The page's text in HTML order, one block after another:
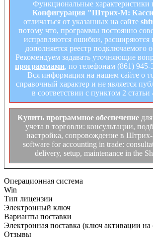
Функциональные характеристики
Конфигурация "Штрих-М:
отличаться от указанных на сайте
потому что, программы постоянно
исправляются ошибки, расширяются
дополняется реестр подключаемого
Рекомендуем задавать уточняющие
программами, по телефонам (861) 945-
Вся информация на нашем сайте о
справочный характер и не является
в соответствии с пунктом 2
Купить программное обеспечениедля
учета в торговли: консультации,
настройка, сопровождение в
software for accounting in trade:
delivery, setup, maintenance in the
Операционная система
Win
Тип лицензии
Электронный ключ
Варианты поставки
Электронная поставка (ключ активации на
Отзывы